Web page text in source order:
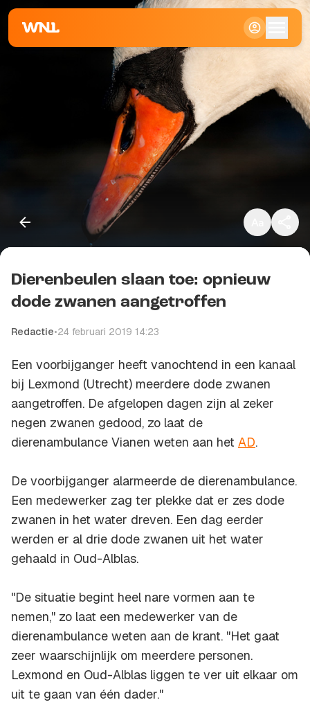
Kopieer link
Dierenbeulen slaan toe: opnieuw
dode zwanen aangetroffen
Redactie•24 februari 2019 14:23
Een voorbijganger heeft vanochtend in een kanaal
bij Lexmond (Utrecht) meerdere dode zwanen
aangetroffen. De afgelopen dagen zijn al zeker
negen zwanen gedood, zo laat de
dierenambulance Vianen weten aan het AD.
De voorbijganger alarmeerde de dierenambulance.
Een medewerker zag ter plekke dat er zes dode
zwanen in het water dreven. Een dag eerder
werden er al drie dode zwanen uit het water
gehaald in Oud-Alblas.
"De situatie begint heel nare vormen aan te
nemen," zo laat een medewerker van de
dierenambulance weten aan de krant. "Het gaat
zeer waarschijnlijk om meerdere personen.
Lexmond en Oud-Alblas liggen te ver uit elkaar om
uit te gaan van één dader."